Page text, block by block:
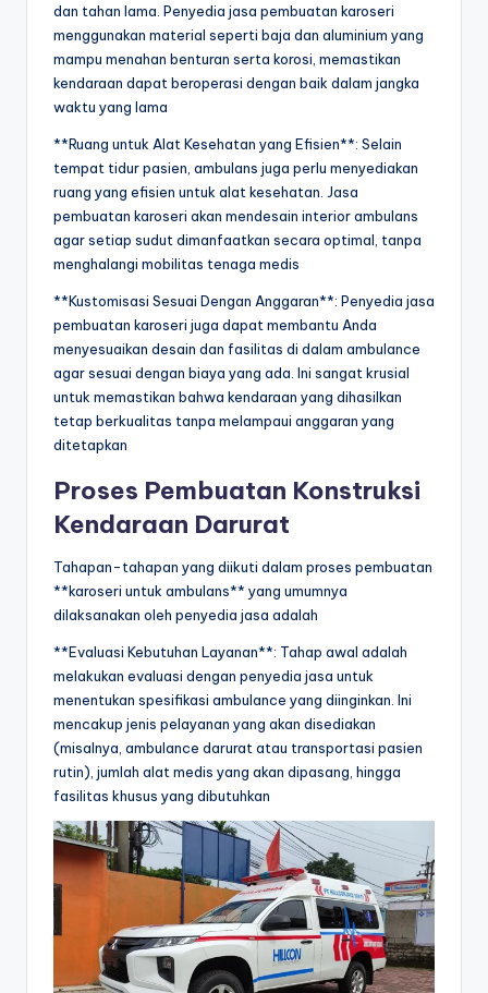
dan tahan lama. Penyedia jasa pembuatan karoseri
menggunakan material seperti baja dan aluminium yang
mampu menahan benturan serta korosi, memastikan
kendaraan dapat beroperasi dengan baik dalam jangka
waktu yang lama
**Ruang untuk Alat Kesehatan yang Efisien**: Selain
tempat tidur pasien, ambulans juga perlu menyediakan
ruang yang efisien untuk alat kesehatan. Jasa
pembuatan karoseri akan mendesain interior ambulans
agar setiap sudut dimanfaatkan secara optimal, tanpa
menghalangi mobilitas tenaga medis
**Kustomisasi Sesuai Dengan Anggaran**: Penyedia jasa
pembuatan karoseri juga dapat membantu Anda
menyesuaikan desain dan fasilitas di dalam ambulance
agar sesuai dengan biaya yang ada. Ini sangat krusial
untuk memastikan bahwa kendaraan yang dihasilkan
tetap berkualitas tanpa melampaui anggaran yang
ditetapkan
Proses Pembuatan Konstruksi
Kendaraan Darurat
Tahapan-tahapan yang diikuti dalam proses pembuatan
**karoseri untuk ambulans** yang umumnya
dilaksanakan oleh penyedia jasa adalah
**Evaluasi Kebutuhan Layanan**: Tahap awal adalah
melakukan evaluasi dengan penyedia jasa untuk
menentukan spesifikasi ambulance yang diinginkan. Ini
mencakup jenis pelayanan yang akan disediakan
(misalnya, ambulance darurat atau transportasi pasien
rutin), jumlah alat medis yang akan dipasang, hingga
fasilitas khusus yang dibutuhkan